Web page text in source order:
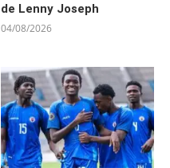
de Lenny Joseph
04/08/2026